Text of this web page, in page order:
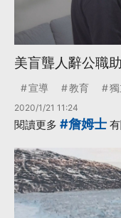
美盲聾人辭公職
宣導 教育
2020/1/21 11:24
閱讀更多 #詹姆士